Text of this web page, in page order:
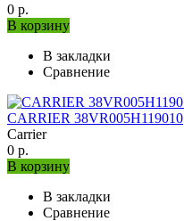
0 р.
В корзину
В закладки
Сравнение
CARRIER 38VR005H119010
Carrier
0 р.
В корзину
В закладки
Сравнение